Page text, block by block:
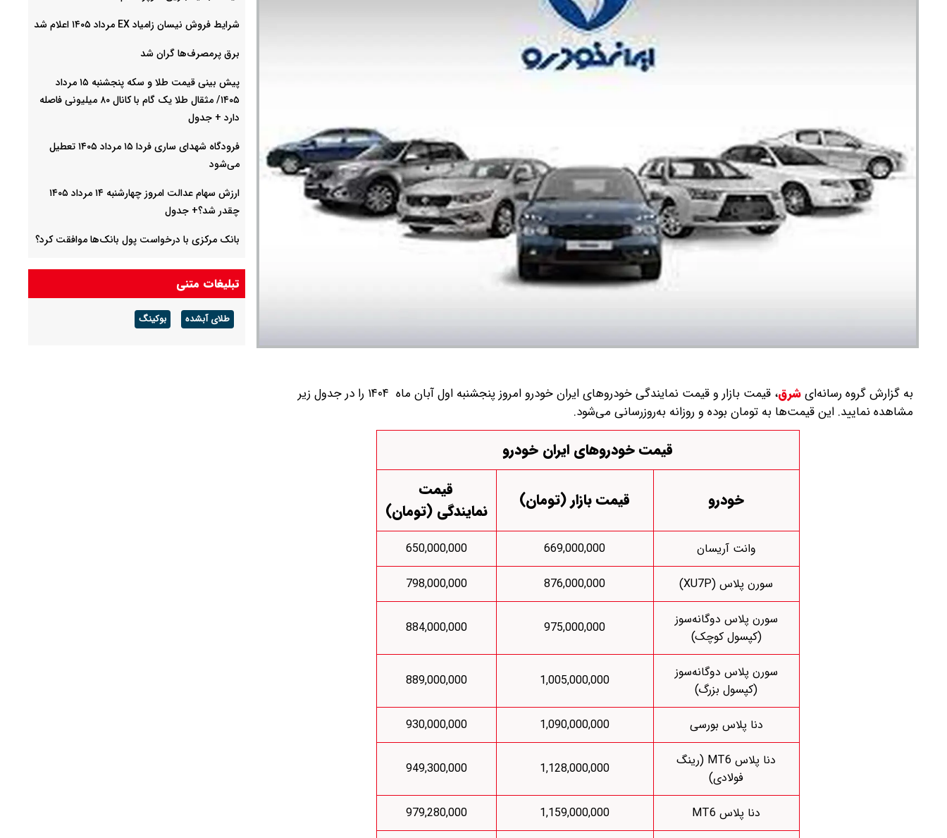
به گزارش گروه رسانه‌ایشرق،
قیمت بازار و قیمت نمایندگی خودرو‌های ایران خودرو امروز پنجشنبه اول آبان ماه ۱۴۰۴ را در جدول زیر
مشاهده نمایید. این قیمت‌ها به تومان بوده و روزانه به‌روز‌رسانی می‌شود.
قیمت خودروهای ایران خودرو
خودرو قیمت بازار (تومان)
قیمت
نمایندگی (تومان)
وانت آریسان 669,000,000
650,000,000
سورن پلاس (XU7P)
876,000,000
798,000,000
سورن پلاس دوگانه‌سوز
(کپسول کوچک)
975,000,000
884,000,000
سورن پلاس دوگانه‌سوز
(کپسول بزرگ)
1,005,000,000
889,000,000
دنا پلاس بورسی 1,090,000,000
930,000,000
دنا پلاس MT6 (رینگ
فولادی)
1,128,000,000
949,300,000
دنا پلاس MT6 1,159,000,000
979,280,000
شرایط فروش نیسان زامیاد EX مرداد ۱۴۰۵ اعلام شد
برق پرمصرف‌ها گران شد
پیش‌ بینی قیمت طلا و سکه پنجشنبه ۱۵ مرداد
۱۴۰۵/ مثقال طلا یک گام با کانال ۸۰ میلیونی فاصله
دارد + جدول
فرودگاه شهدای ساری فردا ۱۵ مرداد ۱۴۰۵ تعطیل
می‌شود
ارزش سهام عدالت امروز چهارشنبه ۱۴ مرداد ۱۴۰۵
چقدر شد؟+ جدول
بانک مرکزی با درخواست پول بانک‌ها موافقت کرد؟
پیش بینی قیمت دلار فردا پنجشنبه ۱۵ مرداد ۱۴۰۵ /
احتمال عقب‌نشینی دلار به سمت ۱۸۰ هزار تومانی
تبلیغات متنی
طلای آبشده بوکینگ